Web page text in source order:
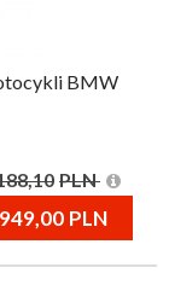
BMW
PLN
949,00 PLN